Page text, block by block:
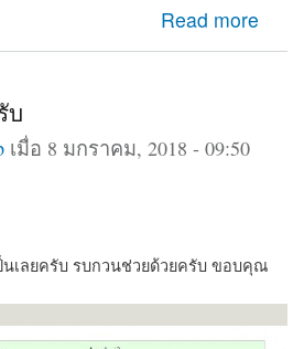
Read more
บ
เมื่อ 8 มกราคม, 2018 - 09:50
นเลยครับ รบกวนช่วยด้วยครับ ขอบคุณ